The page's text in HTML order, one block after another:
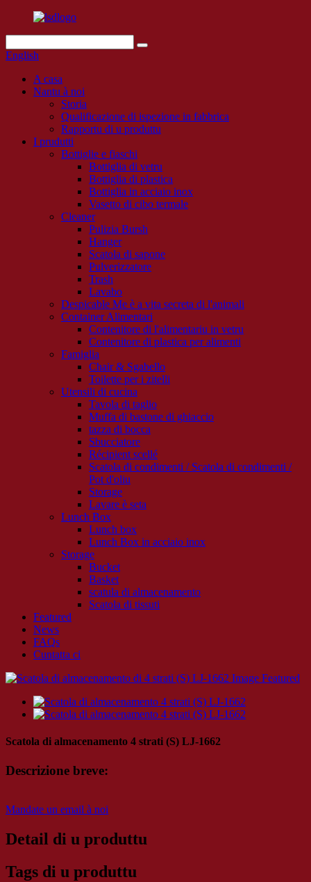
English
A casa
Nantu à noi
Storia
Qualificazione di ispezione in fabbrica
Rapportu di u produttu
I prudutti
Bottiglie e fiaschi
Bottiglia di vetru
Bottiglia di plastica
Bottiglia in acciaio inox
Vasetto di cibo termale
Cleaner
Pulizia Bursh
Hanger
Scatola di sapone
Pulverizzatore
Trash
Lavabo
Despicable Me è a vita secreta di l'animali
Container Alimentari
Contenitore di l'alimentariu in vetru
Contenitore di plastica per alimenti
Famiglia
Chair & Sgabello
Toilette per i zitelli
Utensili di cucina
Tavola di taglio
Muffa di bastone di ghiaccio
tazza di bocca
Sbucciatore
Récipient scellé
Scatola di condimenti / Scatola di condimenti /
Pot d'oliu
Storage
Lavare è seta
Lunch Box
Lunch box
Lunch Box in acciaio inox
Storage
Bucket
Basket
scatula di almacenamento
Scatola di tissuti
Featured
News
FAQs
Cuntatta ci
Scatola di almacenamento 4 strati (S) LJ-1662
Descrizione breve:
Mandate un email à noi
Detail di u produttu
Tags di u produttu